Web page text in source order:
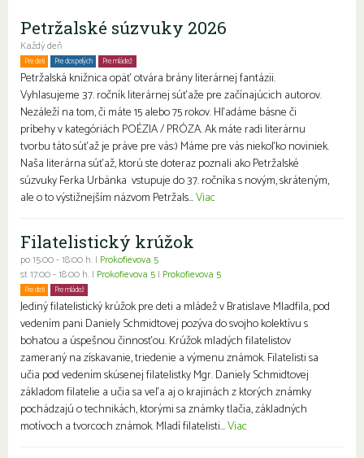
Petržalské súzvuky 2026
Každý deň
Pre deti Pre dospelých Pre mládež
Petržalská knižnica opäť otvára brány literárnej fantázii.
Vyhlasujeme 37. ročník literárnej súťaže pre začínajúcich autorov.
Nezáleží na tom, či máte 15 alebo 75 rokov. Hľadáme básne či
príbehy v kategóriách POÉZIA / PRÓZA. Ak máte radi literárnu
tvorbu táto súťaž je práve pre vás:) Máme pre vás niekoľko noviniek.
Naša literárna súťaž, ktorú ste doteraz poznali ako Petržalské
súzvuky Ferka Urbánka vstupuje do 37. ročníka s novým, skráteným,
ale o to výstižnejším názvom Petržals...Viac
Filatelistický krúžok
po 15:00 - 18:00 h. | Prokofievova 5
st 17:00 - 18:00 h. | Prokofievova 5 | Prokofievova 5
Pre deti Pre mládež
Jediný filatelistický krúžok pre deti a mládež v Bratislave Mladfila, pod
vedením pani Daniely Schmidtovej pozýva do svojho kolektívu s
bohatou a úspešnou činnosťou. Krúžok mladých filatelistov
zameraný na získavanie, triedenie a výmenu známok. Filatelisti sa
učia pod vedením skúsenej filatelistky Mgr. Daniely Schmidtovej
základom filatelie a učia sa veľa aj o krajinách z ktorých známky
pochádzajú o technikách, ktorými sa známky tlačia, základných
motívoch a tvorcoch známok. Mladí filatelisti...Viac